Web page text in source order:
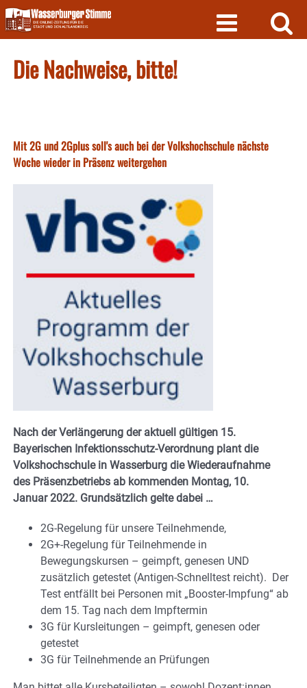
Skip
to
content
Die Nachweise, bitte!
Mit 2G und 2Gplus soll's auch bei der Volkshochschule nächste
Woche wieder in Präsenz weitergehen
Nach der Verlängerung der aktuell gültigen 15.
Bayerischen Infektionsschutz-Verordnung plant die
Volkshochschule in Wasserburg die Wiederaufnahme
des Präsenzbetriebs ab kommenden Montag, 10.
Januar 2022. Grundsätzlich gelte dabei …
2G-Regelung für unsere Teilnehmende,
2G+-Regelung für Teilnehmende in
Bewegungskursen – geimpft, genesen UND
zusätzlich getestet (Antigen-Schnelltest reicht). Der
Test entfällt bei Personen mit „Booster-Impfung“ ab
dem 15. Tag nach dem Impftermin
3G für Kursleitungen – geimpft, genesen oder
getestet
3G für Teilnehmende an Prüfungen